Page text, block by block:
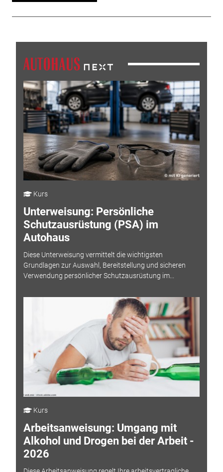
Kurs
Unterweisung: Persönliche
Schutzausrüstung (PSA) im
Autohaus
Diese Unterweisung vermittelt die wichtigsten
Grundlagen zur Auswahl, Bereitstellung und sicheren
Verwendung persönlicher Schutzausrüstung im...
Kurs
Arbeitsanweisung: Umgang mit
Alkohol und Drogen bei der Arbeit -
2026